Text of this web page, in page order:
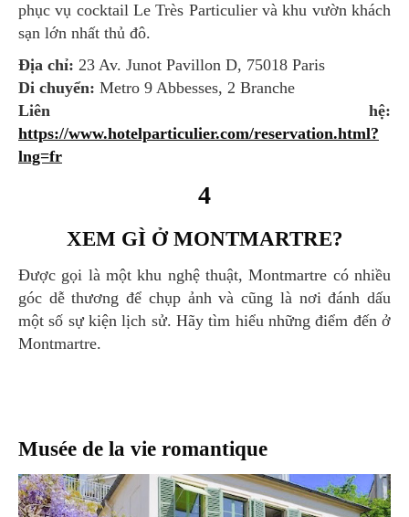
phục vụ cocktail Le Très Particulier và khu vườn khách
sạn lớn nhất thủ đô.
Địa chỉ: 23 Av. Junot Pavillon D, 75018 Paris
Di chuyển: Metro 9 Abbesses, 2 Branche
Liên hệ:
https://www.hotelparticulier.com/reservation.html?
lng=fr
4
XEM GÌ Ở MONTMARTRE?
Được gọi là một khu nghệ thuật, Montmartre có nhiều
góc dễ thương để chụp ảnh và cũng là nơi đánh dấu
một số sự kiện lịch sử. Hãy tìm hiểu những điểm đến ở
Montmartre.
Musée de la vie romantique